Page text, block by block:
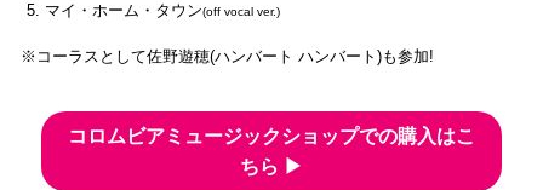
マイ・ホーム・タウン(off vocal ver.)
※コーラスとして佐野遊穂(ハンバート ハンバート)も参加!
コロムビアミュージックショップでの購入はこ
ちら ▶